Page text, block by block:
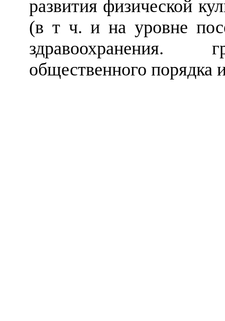
развития физической
(в т ч. и на уровне
здравоохранения.
общественного порядка